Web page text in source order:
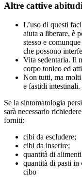
Altre cattive
L’uso di questi
aiuta a liberare, è
stesso e
che possono
Vita sedentaria. Il
corpo tonico ed
Non tutti, ma molti
e fastidi intestinali.
Se la sintomatologia
sarà necessario
forniti:
cibi da escludere;
cibi da inserire;
quantità di
quantità di pasti in
cibo